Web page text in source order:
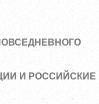
И РОССИЙСКИЕ